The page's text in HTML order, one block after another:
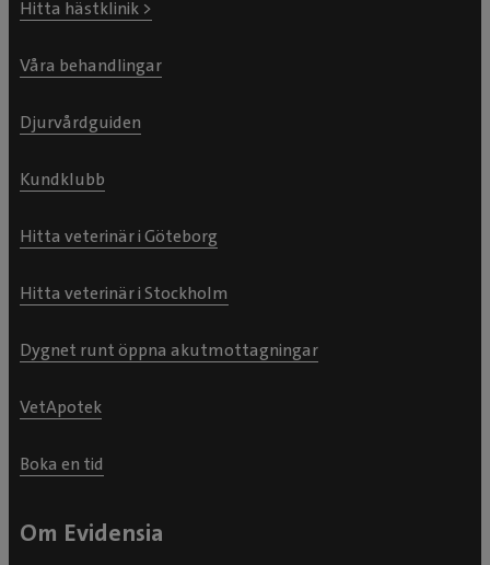
Hitta hästklinik >
Våra behandlingar
Djurvårdguiden
Kundklubb
Hitta veterinär i Göteborg
Hitta veterinär i Stockholm
Dygnet runt öppna akutmottagningar
VetApotek
Boka en tid
Om Evidensia